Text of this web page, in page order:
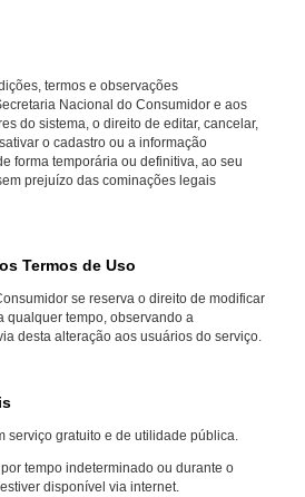
termos e observações
Nacional do Consumidor e aos
do sistema, o direito de editar, cancelar,
o cadastro ou a informação
forma temporária ou definitiva, ao seu
prejuízo das cominações legais
Termos de Uso
se reserva o direito de modificar
qualquer tempo, observando a
desta alteração aos usuários do serviço.
serviço gratuito e de utilidade pública.
tempo indeterminado ou durante o
disponível via internet.